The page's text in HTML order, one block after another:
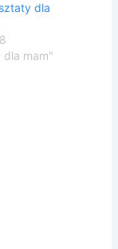
dla
dla mam"